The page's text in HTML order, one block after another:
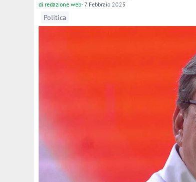
di redazione web-7 Febbraio 2025
Politica